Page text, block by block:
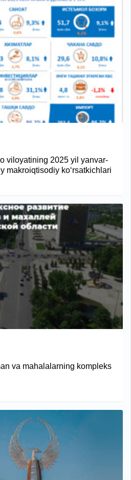
viloyatining 2025 yil yanvar-
makroiqtisodiy ko‘rsatkichlari
va mahalalarning kompleks